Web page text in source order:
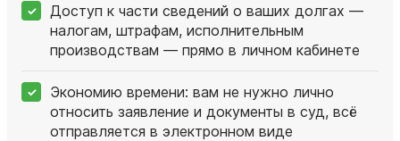
Доступ к части сведений о ваших долгах —
налогам, штрафам, исполнительным
производствам — прямо в личном кабинете
Экономию времени: вам не нужно лично
относить заявление и документы в суд, всё
отправляется в электронном виде